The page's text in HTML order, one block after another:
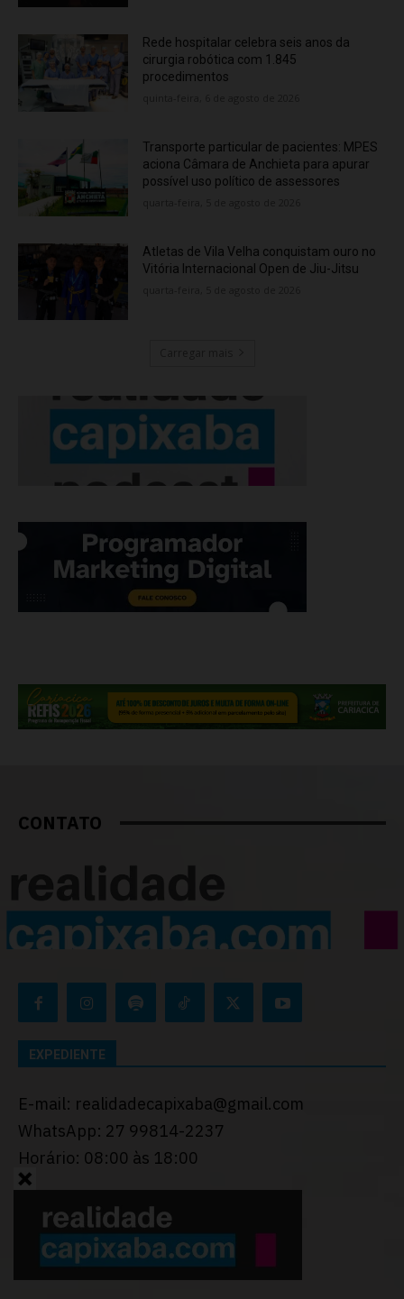
Rede hospitalar celebra seis anos da
cirurgia robótica com 1.845
procedimentos
Transporte particular de pacientes: MPES
aciona Câmara de Anchieta para apurar
possível uso político de assessores
Atletas de Vila Velha conquistam ouro no
Vitória Internacional Open de Jiu-Jitsu
CONTATO
EXPEDIENTE
E-mail: realidadecapixaba@gmail.com
WhatsApp: 27 99814-2237
Horário: 08:00 às 18:00
Desenvolvido porThiago Programador